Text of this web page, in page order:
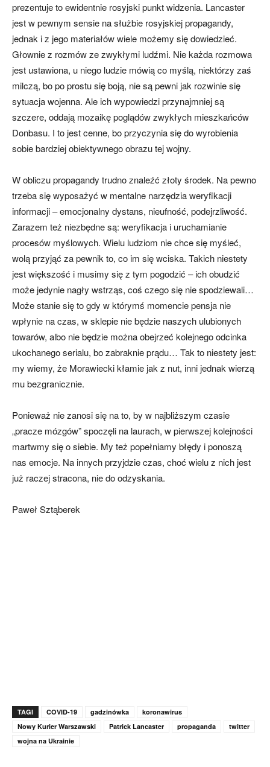
prezentuje to ewidentnie rosyjski punkt widzenia. Lancaster
jest w pewnym sensie na służbie rosyjskiej propagandy,
jednak i z jego materiałów wiele możemy się dowiedzieć.
Głownie z rozmów ze zwykłymi ludźmi. Nie każda rozmowa
jest ustawiona, u niego ludzie mówią co myślą, niektórzy zaś
milczą, bo po prostu się boją, nie są pewni jak rozwinie się
sytuacja wojenna. Ale ich wypowiedzi przynajmniej są
szczere, oddają mozaikę poglądów zwykłych mieszkańców
Donbasu. I to jest cenne, bo przyczynia się do wyrobienia
sobie bardziej obiektywnego obrazu tej wojny.
W obliczu propagandy trudno znaleźć złoty środek. Na pewno
trzeba się wyposażyć w mentalne narzędzia weryfikacji
informacji – emocjonalny dystans, nieufność, podejrzliwość.
Zarazem też niezbędne są: weryfikacja i uruchamianie
procesów myślowych. Wielu ludziom nie chce się myśleć,
wolą przyjąć za pewnik to, co im się wciska. Takich niestety
jest większość i musimy się z tym pogodzić – ich obudzić
może jedynie nagły wstrząs, coś czego się nie spodziewali…
Może stanie się to gdy w którymś momencie pensja nie
wpłynie na czas, w sklepie nie będzie naszych ulubionych
towarów, albo nie będzie można obejrzeć kolejnego odcinka
ukochanego serialu, bo zabraknie prądu… Tak to niestety jest:
my wiemy, że Morawiecki kłamie jak z nut, inni jednak wierzą
mu bezgranicznie.
Ponieważ nie zanosi się na to, by w najbliższym czasie
„pracze mózgów” spoczęli na laurach, w pierwszej kolejności
martwmy się o siebie. My też popełniamy błędy i ponoszą
nas emocje. Na innych przyjdzie czas, choć wielu z nich jest
już raczej stracona, nie do odzyskania.
Paweł Sztąberek
TAGI COVID-19 gadzinówka
koronawirus
Nowy Kurier Warszawski
Patrick Lancaster propaganda
twitter
wojna na Ukrainie